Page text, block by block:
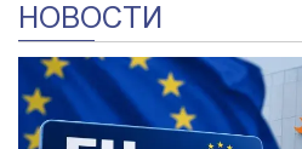
НОВОСТИ